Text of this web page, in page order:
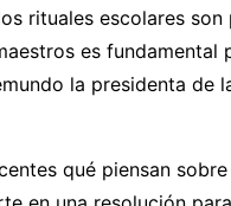
rituales escolares son
es fundamental
la presidenta de
qué piensan